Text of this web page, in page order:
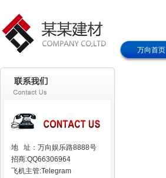
万向首页
地 址：万向娱乐路8888号
招商:QQ66306964
飞机主管:Telegram